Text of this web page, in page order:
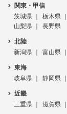
関東・甲信
茨城県
栃木県
山梨県
長野県
北陸
新潟県
富山県
東海
岐阜県
静岡県
近畿
三重県
滋賀県